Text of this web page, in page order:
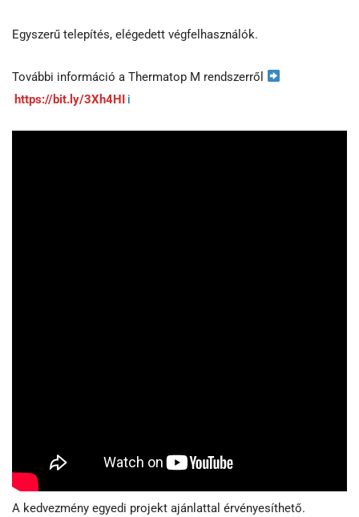
Egyszerű telepítés, elégedett végfelhasználók.
További információ a Thermatop M rendszerről
https://bit.ly/3Xh4HI i
A kedvezmény egyedi projekt ajánlattal érvényesíthető.